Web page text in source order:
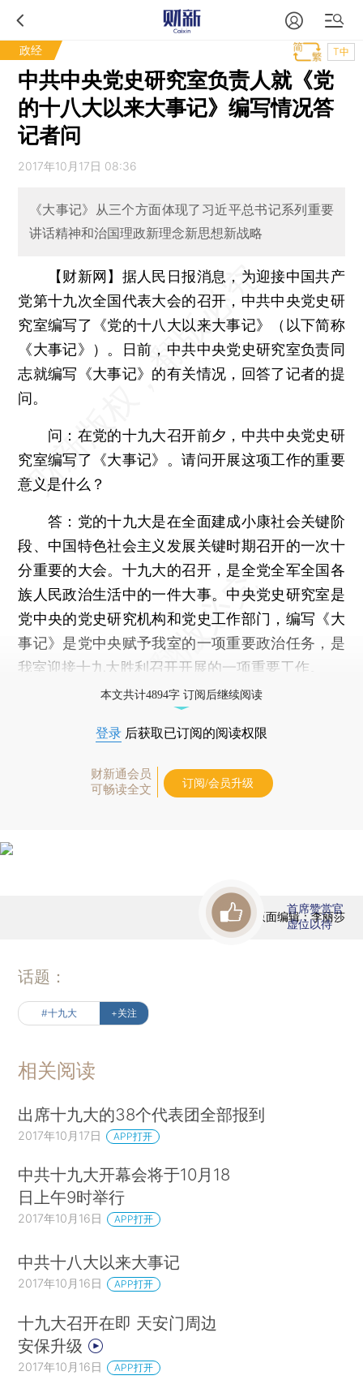
政经 T中
中共中央党史研究室负责人就《党
的十八大以来大事记》编写情况答
记者问
2017年10月17日 08:36
《大事记》从三个方面体现了习近平总书记系列重要
讲话精神和治国理政新理念新思想新战略
【财新网】 据人民日报消息，为迎接中国共产
党第十九次全国代表大会的召开，中共中央党史研
究室编写了《党的十八大以来大事记》（以下简称
《大事记》）。日前，中共中央党史研究室负责同
志就编写《大事记》的有关情况，回答了记者的提
问。
问：在党的十九大召开前夕，中共中央党史研
究室编写了《大事记》。请问开展这项工作的重要
意义是什么？
答：党的十九大是在全面建成小康社会关键阶
段、中国特色社会主义发展关键时期召开的一次十
分重要的大会。十九大的召开，是全党全军全国各
族人民政治生活中的一件大事。中央党史研究室是
党中央的党史研究机构和党史工作部门，编写《大
事记》是党中央赋予我室的一项重要政治任务，是
我室迎接十九大胜利召开开展的一项重要工作。
本文共计4894字 订阅后继续阅读
登录 后获取已订阅的阅读权限
财新通会员
可畅读全文
订阅/会员升级
版面编辑：李丽莎
首席赞赏官
虚位以待
话题：
#十九大 +关注
相关阅读
出席十九大的38个代表团全部报到
2017年10月17日 APP打开
中共十九大开幕会将于10月18
日上午9时举行
2017年10月16日 APP打开
中共十八大以来大事记
2017年10月16日 APP打开
十九大召开在即 天安门周边
安保升级
2017年10月16日 APP打开